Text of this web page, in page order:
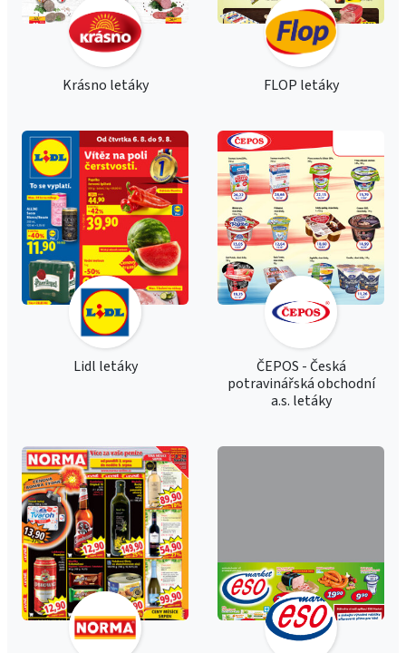
Krásno letáky FLOP letáky
Lidl letáky
ČEPOS - Česká
potravinářská obchodní
a.s. letáky